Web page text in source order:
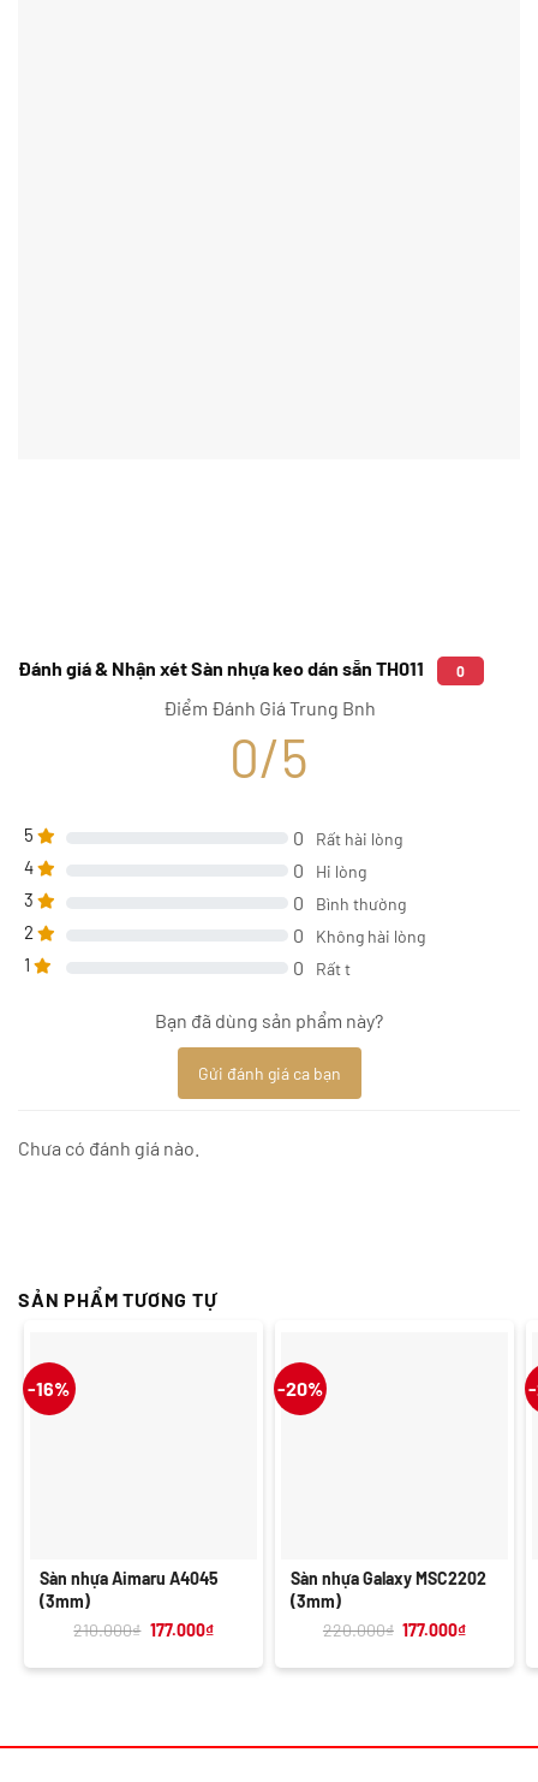
Đánh giá & Nhận xét Sàn nhựa keo dán sẵn TH011 0
Điểm Đánh Giá Trung Bnh
0/5
5 0 Rất hài lòng
4 0 Hi lòng
3 0 Bình thường
2 0 Không hài lòng
1 0 Rất t
Bạn đã dùng sản phẩm này?
Gửi đánh giá ca bạn
Chưa có đánh giá nào.
SẢN PHẨM TƯƠNG TỰ
-16%
Sàn nhựa Aimaru A4045
(3mm)
210.000₫ Giá
210.000₫.
177.000₫Giá
là:
-20%
Sàn nhựa Galaxy MSC2202
(3mm)
220.000₫ Giá
220.000₫.
177.000₫Giá
là: